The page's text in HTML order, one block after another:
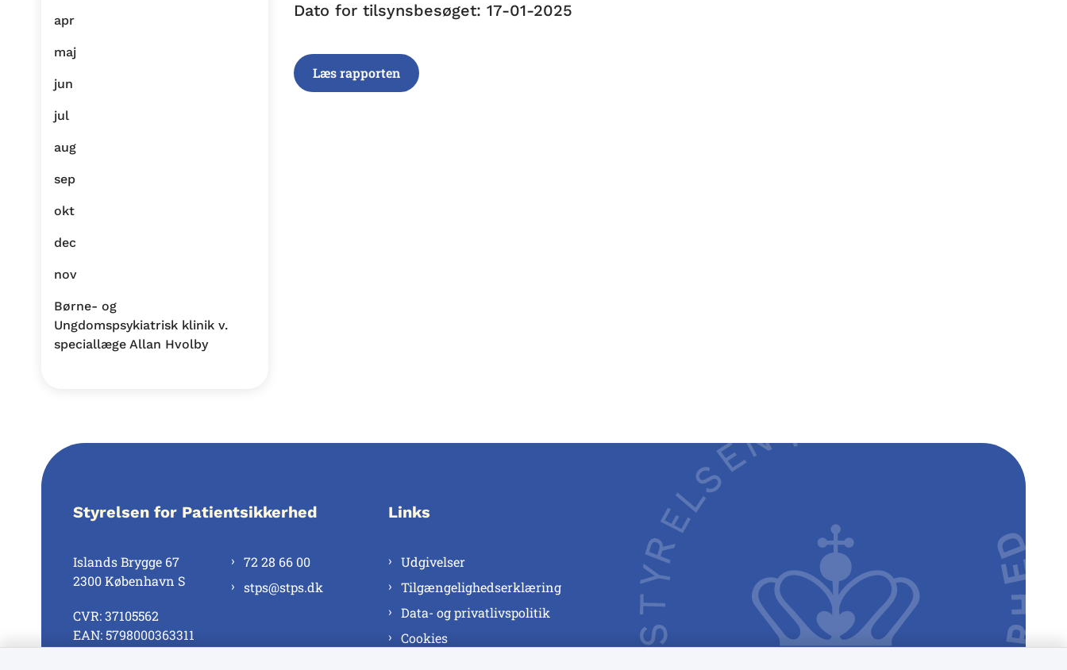
apr
maj
jun
jul
aug
sep
okt
dec
nov
Børne- og
Ungdomspsykiatrisk klinik v.
speciallæge Allan Hvolby
Dato for tilsynsbesøget: 17-01-2025
Læs rapporten
Styrelsen for Patientsikkerhed
Islands Brygge 67
2300 København S
CVR: 37105562
EAN: 5798000363311
72 28 66 00
stps@stps.dk
Links
Udgivelser
Tilgængelighedserklæring
Data- og privatlivspolitik
Cookies